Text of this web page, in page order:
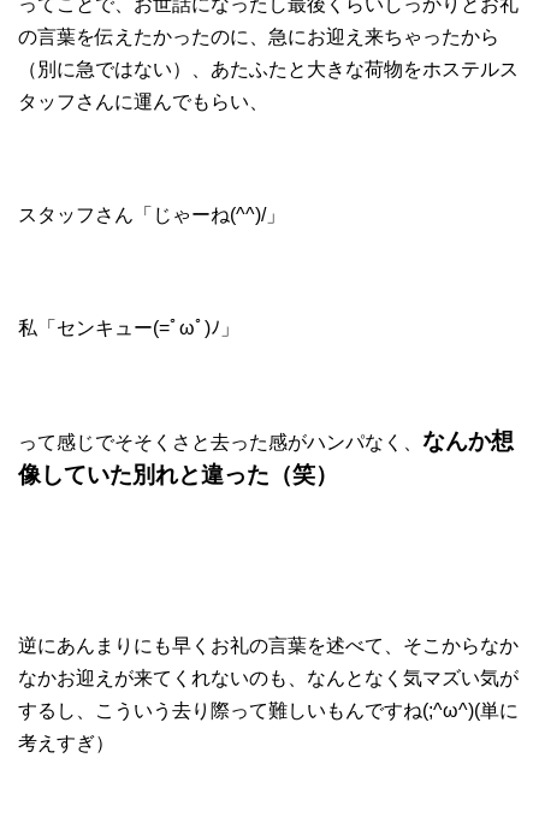
の言葉を伝えたかったのに、急にお迎え来ちゃったから
（別に急ではない）、あたふたと大きな荷物をホステルス
タッフさんに運んでもらい、
スタッフさん「じゃーね(^^)/」
私「センキュー(=ﾟωﾟ)ﾉ」
って感じでそそくさと去った感がハンパなく、 なんか想
像していた別れと違った（笑）
逆にあんまりにも早くお礼の言葉を述べて、そこからなか
なかお迎えが来てくれないのも、なんとなく気マズい気が
するし、こういう去り際って難しいもんですね(;^ω^)(単に
考えすぎ）